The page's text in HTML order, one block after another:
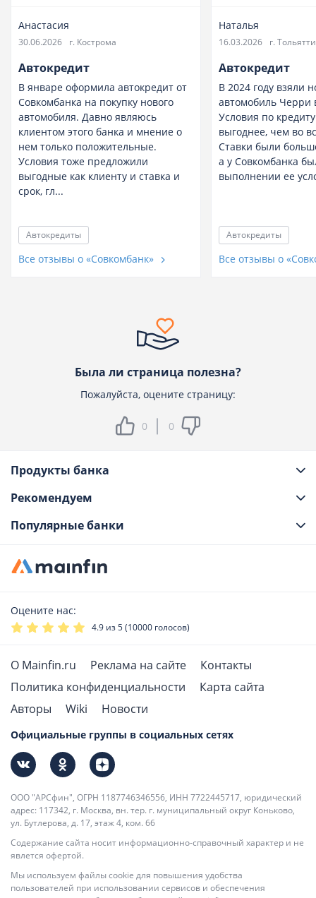
Анастасия
30.06.2026 г. Кострома
Автокредит
В январе оформила автокредит от
Совкомбанка на покупку нового
автомобиля. Давно являюсь
клиентом этого банка и мнение о
нем только положительные.
Условия тоже предложили
выгодные как клиенту и ставка и
срок, гл...
Автокредиты
Все отзывы о «Совкомбанк»
Наталья
16.03.2026 г. Тольятти
Автокредит
В 2024 году взяли
автомобиль Черри
Условия по
выгоднее, чем во
Ставки были
а у Совкомбанка
выполнении ее
Автокредиты
Все отзывы о
Была ли страница полезна?
Пожалуйста, оцените страницу:
0 0
Продукты банка
Рекомендуем
Популярные банки
Оцените нас:
4.9 из 5 (10000 голосов)
О Mainfin.ru Реклама на сайте
Контакты
Политика конфиденциальности
Карта сайта
Авторы
Wiki Новости
ООО "АРСфин", ОГРН 1187746346556, ИНН 7722445717, юридический
адрес: 117342, г. Москва, вн. тер. г. муниципальный округ Коньково,
ул. Бутлерова, д. 17, этаж 4, ком. 66
Содержание сайта носит информационно-справочный характер и не
явлется офертой.
Мы используем файлы cookie для повышения удобства
пользователей при использовании сервисов и обеспечения
Официальные группы в социальных сетях